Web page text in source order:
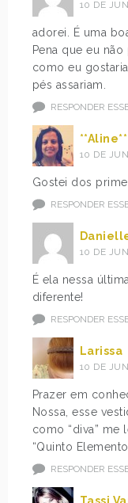
10 DE
adorei. É uma
Pena que eu
como eu
pés assariam.
RESPONDER
**Aline**
10 DE
Gostei dos
RESPONDER
10 DE
É ela nessa
diferente!
RESPONDER
Larissa
10 DE
Prazer em
Nossa, esse
como “diva” me
“Quinto
RESPONDER
Tassi